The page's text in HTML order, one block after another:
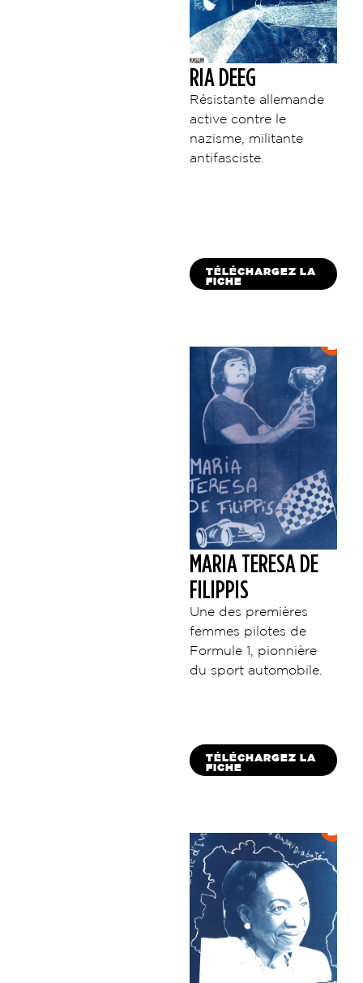
RIA DEEG
Résistante allemande
active contre le
nazisme, militante
antifasciste.
TÉLÉCHARGEZ LA
FICHE
MARIA TERESA DE
FILIPPIS
Une des premières
femmes pilotes de
Formule 1, pionnière
du sport automobile.
TÉLÉCHARGEZ LA
FICHE